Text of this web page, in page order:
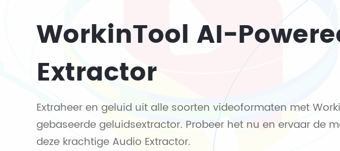
WorkinTool AI-
Extractor
Extraheer en geluid uit alle soorten videoformaten met
gebaseerde geluidsextractor. Probeer het nu en ervaar de
deze krachtige Audio Extractor.